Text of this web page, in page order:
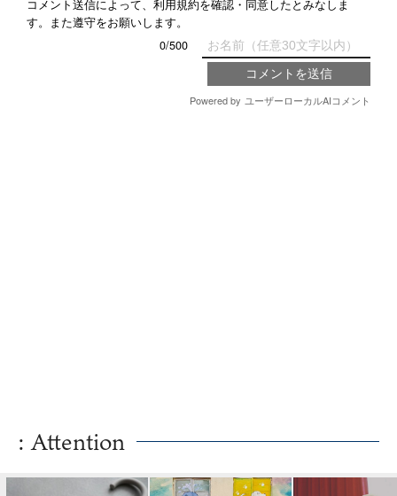
: Attention